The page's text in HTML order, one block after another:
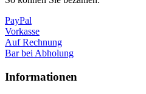
PayPal
Vorkasse
Auf Rechnung
Bar bei Abholung
Informationen